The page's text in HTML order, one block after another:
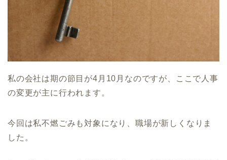
私の会社は期の節目が4月10月なのですが、ここで人事
の変更が主に行われます。
今回は私不燃ごみも対象になり、職場が新しくなりま
した。